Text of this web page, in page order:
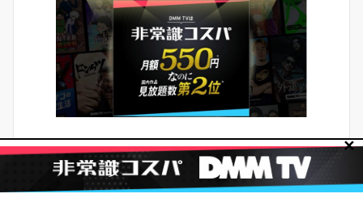
DMM TVをおすすめする理由はコスパの良さと、見放
題で追いやすい環境です。
✕